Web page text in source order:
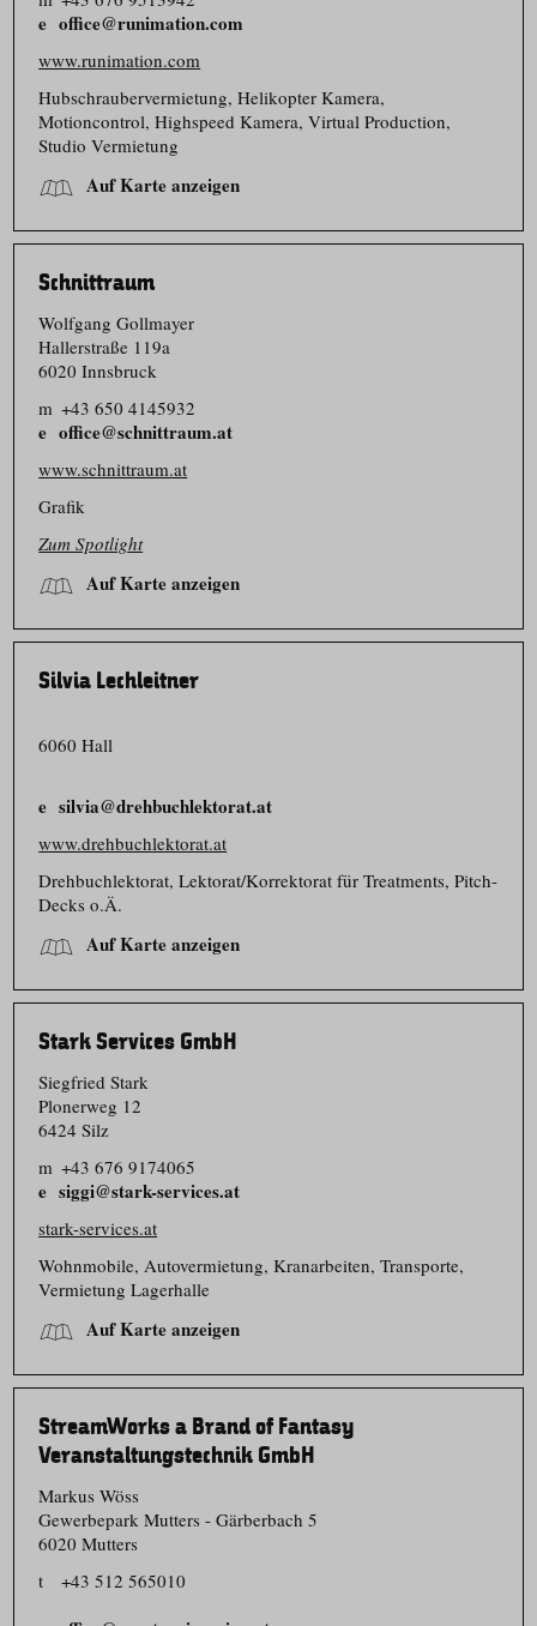
office@runimation.com
www.runimation.com
Hubschrau­ber­vermietung, Helikopter Kamera,
Motioncontrol, Highspeed Kamera, Virtual Production,
Studio Vermietung
Auf Karte anzeigen
Schnittraum
Wolfgang Gollmayer
Hallerstraße 119a
6020 Innsbruck
m +43 650 4145932
office@schnittraum.at
www.schnittraum.at
Grafik
Zum Spotlight
Auf Karte anzeigen
Silvia Lechleitner
6060 Hall
silvia@drehbuchlektorat.at
www.drehbuchlektorat.at
Drehbuch­lektorat, Lektorat/​Korrektorat für Treatments, Pitch-
Decks o.Ä.
Auf Karte anzeigen
Stark Services GmbH
Siegfried Stark
Plonerweg 12
6424 Silz
m +43 676 9174065
siggi@stark-services.at
stark-services.at
Wohnmobile, Autovermietung, Kranarbeiten, Transporte,
Vermietung Lagerhalle
Auf Karte anzeigen
StreamWorks a Brand of Fantasy
Veranstaltungstechnik GmbH
Markus Wöss
Gewerbepark Mutters - Gärberbach 5
6020 Mutters
t
+43 512 565010